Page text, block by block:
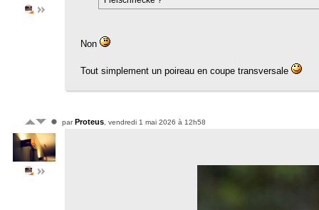
Non
Tout simplement un poireau en coupe transversale
parProteus , vendredi 1 mai 2026 à 12h58